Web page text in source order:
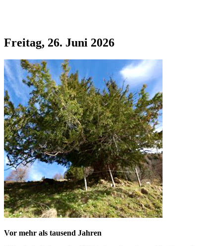
Freitag, 26. Juni 2026
Vor mehr als tausend Jahren